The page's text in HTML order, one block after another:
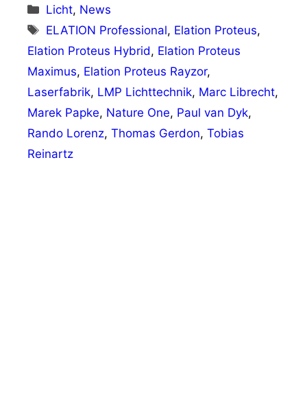
Kategorien
Licht, News
Schlagwörter
ELATION Professional, Elation Proteus,
Elation Proteus Hybrid, Elation Proteus
Maximus, Elation Proteus Rayzor,
Laserfabrik, LMP Lichttechnik, Marc Librecht,
Marek Papke, Nature One, Paul van Dyk,
Rando Lorenz, Thomas Gerdon, Tobias
Reinartz